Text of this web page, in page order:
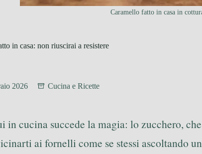
Caramello fatto in casa in
in casa: non riuscirai a resistere
2026 Cucina e Ricette
in cucina succede la magia: lo zucchero,
ai fornelli come se stessi ascoltando